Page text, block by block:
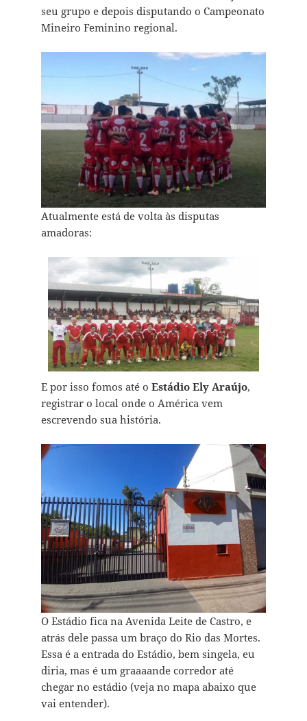
seu grupo e depois disputando o Campeonato
Mineiro Feminino regional.
Atualmente está de volta às disputas
amadoras:
E por isso fomos até o Estádio Ely Araújo,
registrar o local onde o América vem
escrevendo sua história.
O Estádio fica na Avenida Leite de Castro, e
atrás dele passa um braço do Rio das Mortes.
Essa é a entrada do Estádio, bem singela, eu
diria, mas é um graaaande corredor até
chegar no estádio (veja no mapa abaixo que
vai entender).